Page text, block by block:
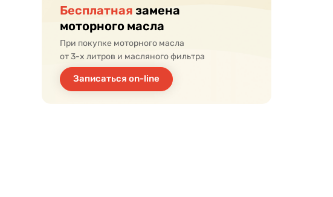
Бесплатная замена
моторного масла
При покупке моторного масла
от 3-х литров и масляного фильтра
Записаться on-line